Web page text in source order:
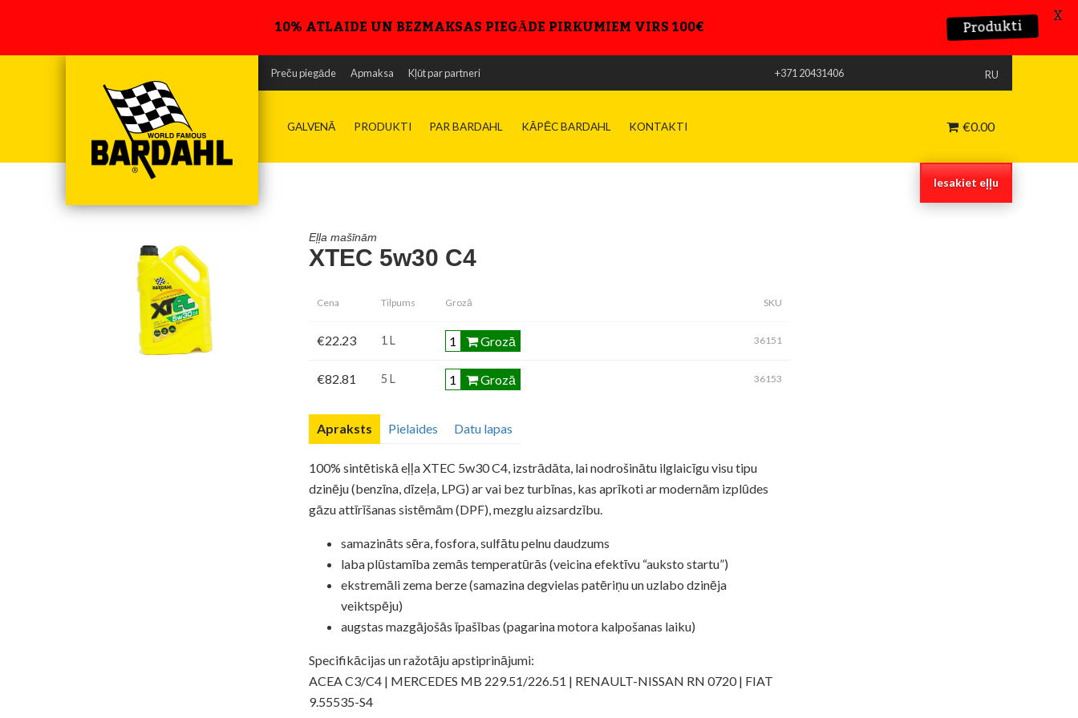
Preču piegāde Apmaksa Kļūt par partneri +371 20431406 RU
Iesakiet eļļu
GALVENĀ PRODUKTI PAR BARDAHL KĀPĒC BARDAHL KONTAKTI €0.00
Eļļa mašīnām
XTEC 5w30 C4
Cena Tilpums Grozā SKU
€22.23 1 L Grozā 36151
€82.81 5 L Grozā 36153
Apraksts Pielaides Datu lapas
100% sintētiskā eļļa XTEC 5w30 C4, izstrādāta, lai nodrošinātu ilglaicīgu visu tipu
dzinēju (benzīna, dīzeļa, LPG) ar vai bez turbīnas, kas aprīkoti ar modernām izplūdes
gāzu attīrīšanas sistēmām (DPF), mezglu aizsardzību.
samazināts sēra, fosfora, sulfātu pelnu daudzums
laba plūstamība zemās temperatūrās (veicina efektīvu “auksto startu”)
ekstremāli zema berze (samazina degvielas patēriņu un uzlabo dzinēja
veiktspēju)
augstas mazgājošās īpašības (pagarina motora kalpošanas laiku)
Specifikācijas un ražotāju apstiprinājumi:
ACEA C3/C4 | MERCEDES MB 229.51/226.51 | RENAULT-NISSAN RN 0720 | FIAT
9.55535-S4
Tehniskā datu lapa
10% ATLAIDE UN BEZMAKSAS PIEGĀDE PIRKUMIEM VIRS 100€ Produkti X